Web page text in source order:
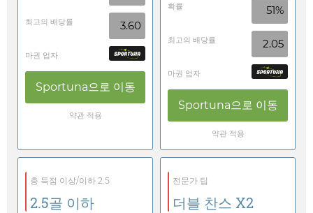
최고의 배당률 3.60
마권 업자
Sportuna으로 이동
약관 적용
확률 51%
최고의 배당률 2.05
마권 업자
Sportuna으로 이동
약관 적용
총 득점 이상/이하 2.5
2.5골 이하
전문가 팁
더블 찬스 X2